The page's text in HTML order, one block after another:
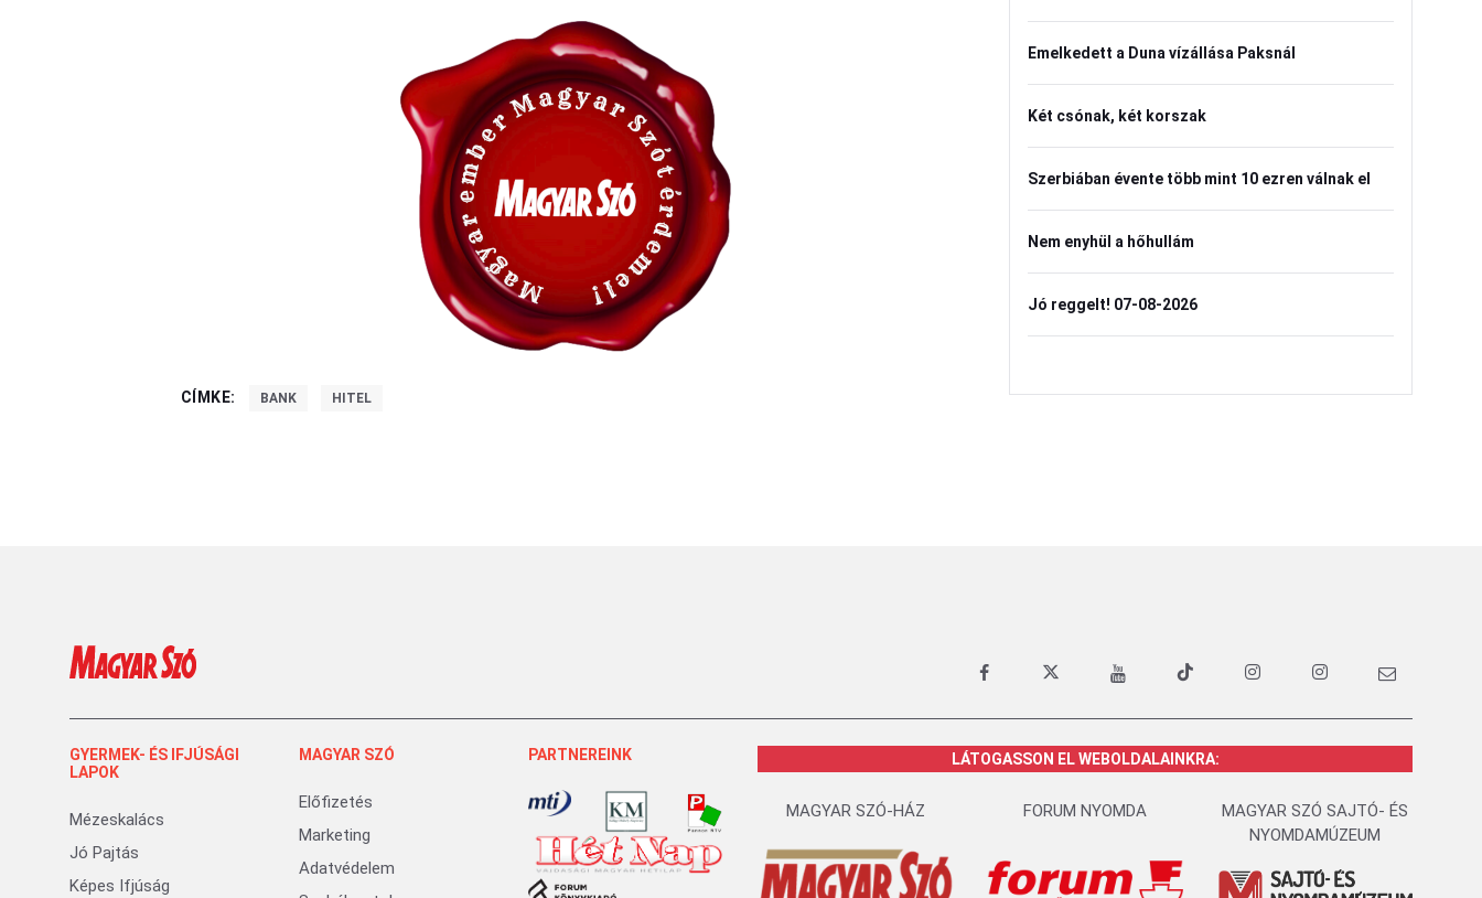
CÍMKE: BANK HITEL
Emelkedett a Duna vízállása Paksnál
Két csónak, két korszak
Szerbiában évente több mint 10 ezren válnak el
Nem enyhül a hőhullám
Jó reggelt! 07-08-2026
GYERMEK- ÉS IFJÚSÁGI
LAPOK
Mézeskalács
Jó Pajtás
Képes Ifjúság
MAGYAR SZÓ
Előfizetés
Marketing
Adatvédelem
PARTNEREINK LÁTOGASSON EL WEBOLDALAINKRA:
MAGYAR SZÓ-HÁZ FORUM NYOMDA
MAGYAR SZÓ SAJTÓ- ÉS
NYOMDAMÚZEUM